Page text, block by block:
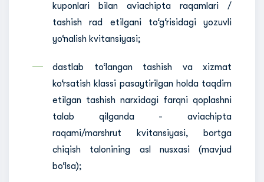
kuponlari bilan aviachipta raqamlari /
tashish rad etilgani to‘g‘risidagi yozuvli
yo‘nalish kvitansiyasi;
dastlab to‘langan tashish va xizmat
ko‘rsatish klassi pasaytirilgan holda taqdim
etilgan tashish narxidagi farqni qoplashni
talab qilganda - aviachipta
raqami/marshrut kvitansiyasi, bortga
chiqish talonining asl nusxasi (mavjud
bo‘lsa);